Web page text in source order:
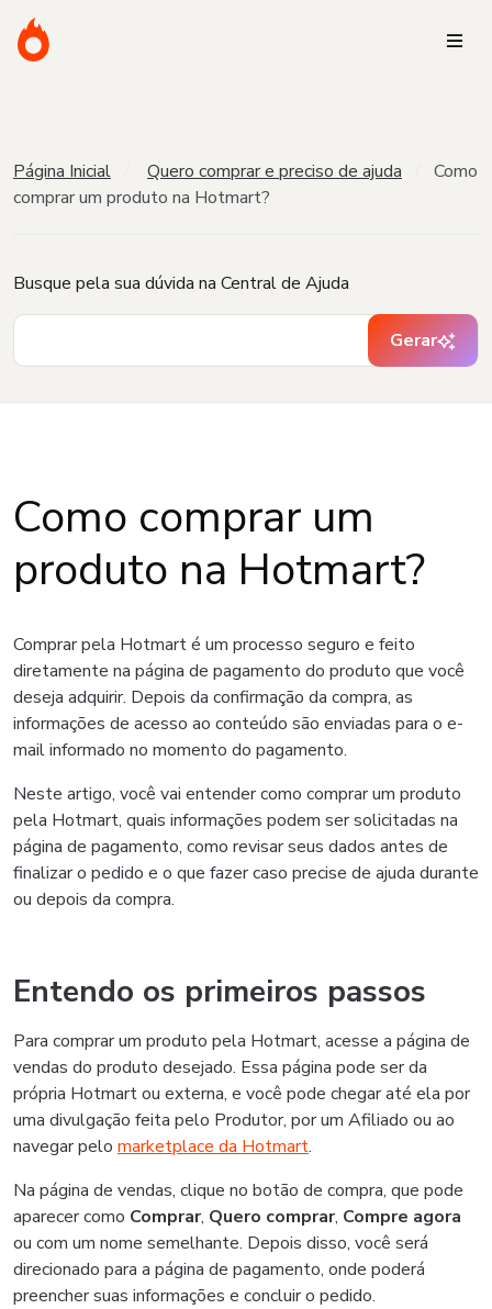
Página Inicial Quero comprar e preciso de ajuda
Como
comprar um produto na Hotmart?
Busque pela sua dúvida na Central de Ajuda
Gerar
Como comprar um
produto na Hotmart?
Comprar pela Hotmart é um processo seguro e feito
diretamente na página de pagamento do produto que você
deseja adquirir. Depois da confirmação da compra, as
informações de acesso ao conteúdo são enviadas para o e-
mail informado no momento do pagamento.
Neste artigo, você vai entender como comprar um produto
pela Hotmart, quais informações podem ser solicitadas na
página de pagamento, como revisar seus dados antes de
finalizar o pedido e o que fazer caso precise de ajuda durante
ou depois da compra.
Entendo os primeiros passos
Para comprar um produto pela Hotmart, acesse a página de
vendas do produto desejado. Essa página pode ser da
própria Hotmart ou externa, e você pode chegar até ela por
uma divulgação feita pelo Produtor, por um Afiliado ou ao
navegar pelo marketplace da Hotmart.
Na página de vendas, clique no botão de compra, que pode
aparecer como Comprar, Quero comprar, Compre agora
ou com um nome semelhante. Depois disso, você será
direcionado para a página de pagamento, onde poderá
preencher suas informações e concluir o pedido.